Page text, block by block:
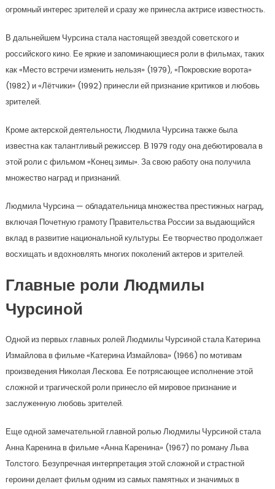
огромный интерес зрителей и сразу же принесла актрисе известность.
В дальнейшем Чурсина стала настоящей звездой советского и
российского кино. Ее яркие и запоминающиеся роли в фильмах, таких
как «Место встречи изменить нельзя» (1979), «Покровские ворота»
(1982) и «Лётчики» (1992) принесли ей признание критиков и любовь
зрителей.
Кроме актерской деятельности, Людмила Чурсина также была
известна как талантливый режиссер. В 1979 году она дебютировала в
этой роли с фильмом «Конец зимы». За свою работу она получила
множество наград и признаний.
Людмила Чурсина — обладательница множества престижных наград,
включая Почетную грамоту Правительства России за выдающийся
вклад в развитие национальной культуры. Ее творчество продолжает
восхищать и вдохновлять многих поколений актеров и зрителей.
Главные роли Людмилы
Чурсиной
Одной из первых главных ролей Людмилы Чурсиной стала Катерина
Измайлова в фильме «Катерина Измайлова» (1966) по мотивам
произведения Николая Лескова. Ее потрясающее исполнение этой
сложной и трагической роли принесло ей мировое признание и
заслуженную любовь зрителей.
Еще одной замечательной главной ролью Людмилы Чурсиной стала
Анна Каренина в фильме «Анна Каренина» (1967) по роману Льва
Толстого. Безупречная интерпретация этой сложной и страстной
героини делает фильм одним из самых памятных и значимых в